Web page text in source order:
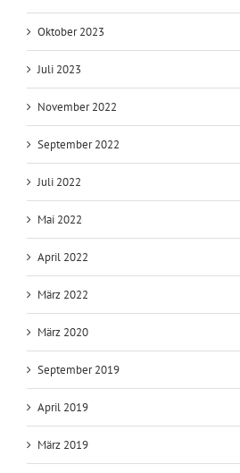
Oktober 2023
Juli 2023
November 2022
September 2022
Juli 2022
Mai 2022
April 2022
März 2022
März 2020
September 2019
April 2019
März 2019